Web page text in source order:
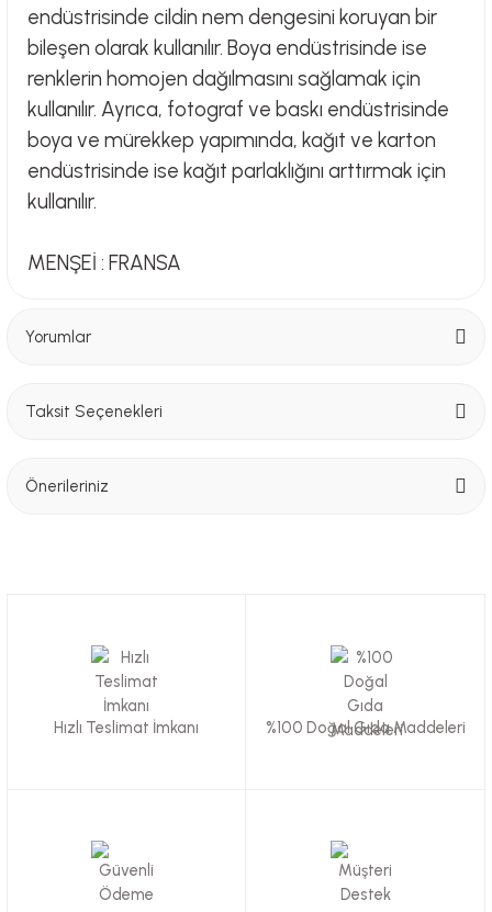
endüstrisinde cildin nem dengesini koruyan bir
bileşen olarak kullanılır. Boya endüstrisinde ise
renklerin homojen dağılmasını sağlamak için
kullanılır. Ayrıca, fotograf ve baskı endüstrisinde
boya ve mürekkep yapımında, kağıt ve karton
endüstrisinde ise kağıt parlaklığını arttırmak için
kullanılır.
MENŞEİ : FRANSA
Yorumlar
Taksit Seçenekleri
Önerileriniz
Ürün resmi kalitesiz, bozuk veya görüntülenemiyor.
Ürün açıklamasında eksik bilgiler bulunuyor.
Ürün bilgilerinde hatalar bulunuyor.
Hızlı Teslimat İmkanı %100 Doğal Gıda Maddeleri